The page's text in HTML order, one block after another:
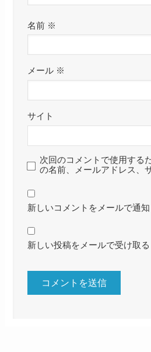
名前 ※
メール ※
サイト
次回のコメントで使用する
の名前、メールアドレス、
新しいコメントをメールで通知
新しい投稿をメールで受け取る